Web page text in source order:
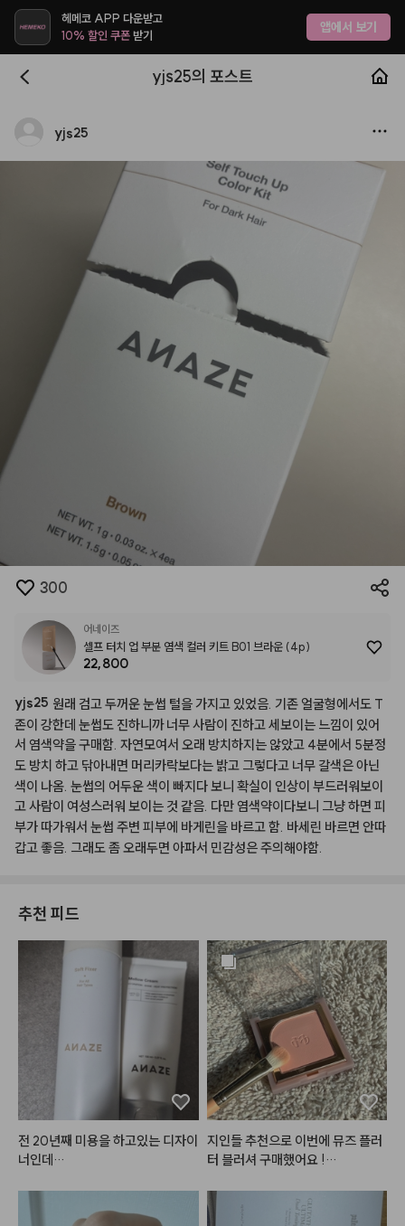
헤메코 APP 다운받고
10% 할인 쿠폰받기 앱에서 보기
yjs25의 포스트
yjs25
300
어네이즈
셀프 터치 업 부분 염색 컬러 키트 B01 브라운 (4p)
22,800
yjs25 원래 검고두꺼운눈썹 털을 가지고 있었음. 기존 얼굴형에서도 T
존이 강한데 눈썹도 진하니까 너무사람이 진하고세보이는 느낌이 있어
서 염색약을구매함. 자연모여서 오래 방치하지는 않았고 4분에서 5분정
도 방치 하고 닦아내면 머리카락보다는 밝고 그렇다고 너무 갈색은아닌
색이 나옴. 눈썹의 어두운색이 빠지다보니 확실이 인상이 부드러워보이
고사람이 여성스러워 보이는 것 같음. 다만 염색약이다보니 그냥하면 피
부가 따가워서 눈썹 주변 피부에 바게린을 바르고함. 바세린 바르면 안따
갑고좋음. 그래도좀오래두면 아파서 민감성은주의해야함.
추천 피드
전 20년째 미용을 하고있는 디자이
너인데
지인들 추천으로 이번에 뮤즈 플러
터 블러셔 구매했어요 !
째,다섯번째가 실외 발색 사진이에
용)